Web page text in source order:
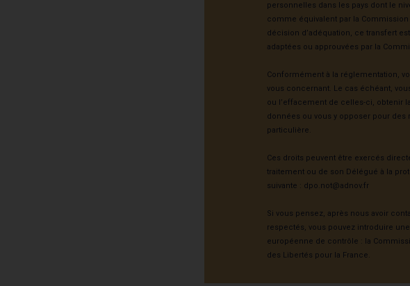
personnelles dans les pays dont le
comme équivalent par la
décision d’adéquation, ce transfert
adaptées ou approuvées par la
Conformément à la réglementation,
vous concernant. Le cas échéant,
ou l’effacement de celles-ci, obtenir
données ou vous y opposer pour des
particulière.
Ces droits peuvent être exercés
traitement ou de son Délégué à la
suivante : dpo.not@adnov.fr
Si vous pensez, après nous avoir
respectés, vous pouvez introduire
européenne de contrôle : la
des Libertés pour la France.